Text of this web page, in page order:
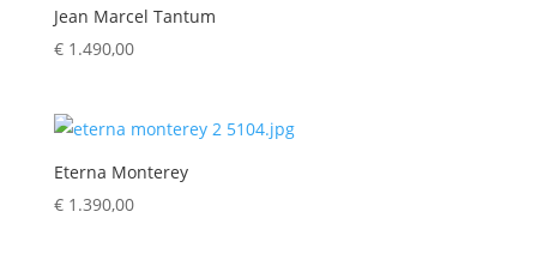
Jean Marcel Tantum
€1.490,00
Eterna Monterey
€1.390,00